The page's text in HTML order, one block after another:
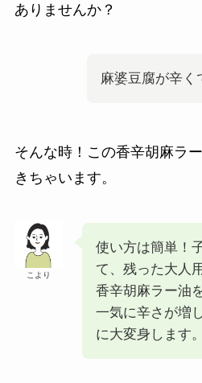
ありませんか？
麻婆豆腐が辛く
そんな時！この香辛胡麻ラ
きちゃいます。
こより
使い方は簡単！
て、残った大人
香辛胡麻ラー油
一気に辛さが増
に大変身します。